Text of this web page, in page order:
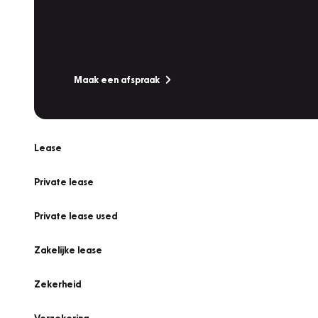
Maak een afspraak
Lease
Private lease
Private lease used
Zakelijke lease
Zekerheid